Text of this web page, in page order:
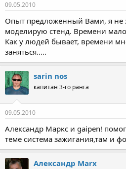
09.05.2010
Опыт предложенный Вами, я не
моделирую стенд. Времени
Как у людей бывает, времени
заняться.....
sarin nos
капитан 3-го ранга
09.05.2010
Александр Маркс и gaipen!
теме система зажигания,там и
Александр Marx